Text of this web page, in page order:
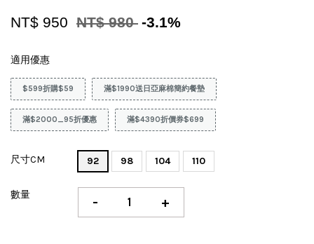
NT$ 950 NT$ 980 -3.1%
適用優惠
$599折購$59 滿$1990送日亞麻棉簡約餐墊
滿$2000_95折優惠 滿$4390折價券$699
尺寸CM 92 98 104 110
數量 - +